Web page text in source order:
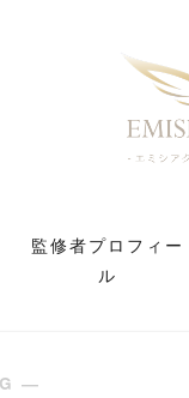
監修者プロフィー
ル
―